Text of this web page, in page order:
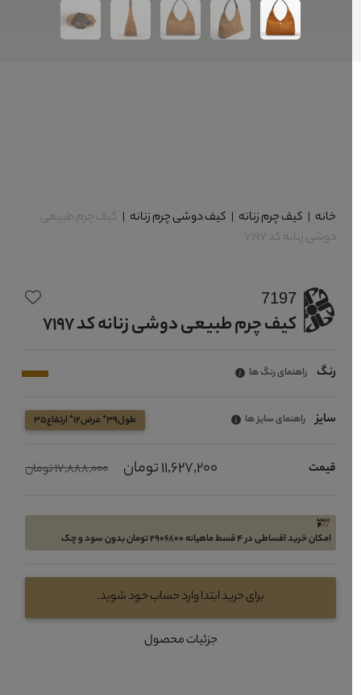
خانه | کیف چرم زنانه| کیف دوشی چرم زنانه| کیف چرم طبیعی
دوشی زنانه کد 7197
7197
کیف چرم طبیعی دوشی زنانه کد 7197
رنگ راهنمای رنگ ها
سایز راهنمای سایز ها طول39* عرض12* ارتفاع35
قیمت 11,627,200 تومان 17,888,000 تومان
امکان خرید اقساطی در 4 قسط ماهیانه 2906800 تومان بدون سود و چک
برای خرید ابتدا وارد حساب خود شوید.
جزئیات محصول